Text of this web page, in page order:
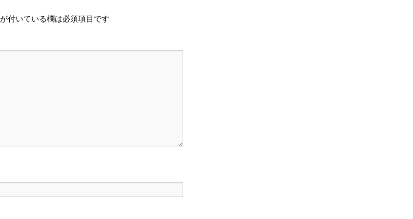
が付いている欄は必須項目です